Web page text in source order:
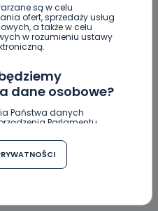
są w celu
ofert, sprzedaży usług
a także w celu
w rozumieniu ustawy
dane osobowe?
Państwa danych
Parlamentu
w związku z
w sprawie
oraz uchylenia
zgody?
Ruszył remont